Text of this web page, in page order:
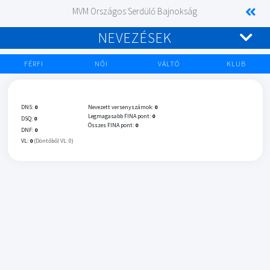
MVM Országos Serdülő Bajnokság
NEVEZÉSEK
FÉRFI NŐI VÁLTÓ KLUB
DNS: 0
DSQ: 0
DNF: 0
VL: 0 (Döntőből VL: 0)
Nevezett versenyszámok: 0
Legmagasabb FINA pont: 0
Összes FINA pont: 0